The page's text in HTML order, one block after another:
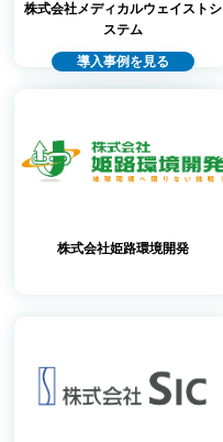
株式会社メディカルウェイストシ
ステム
導入事例を見る
株式会社姫路環境開発